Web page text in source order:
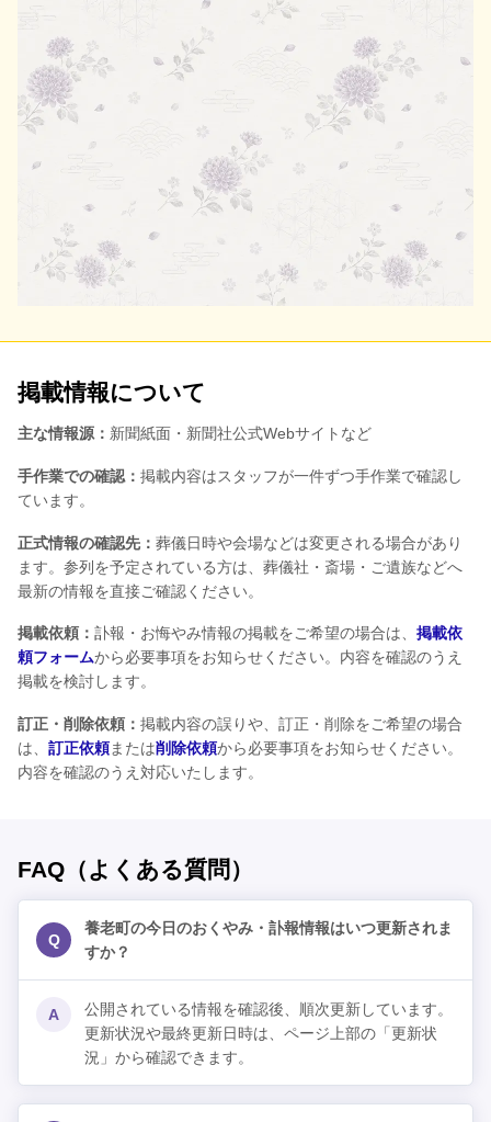
掲載情報について
主な情報源： 新聞紙面・新聞社公式Webサイトなど
手作業での確認： 掲載内容はスタッフが一件ずつ手作業で確認し
ています。
正式情報の確認先： 葬儀日時や会場などは変更される場合があり
ます。参列を予定されている方は、葬儀社・斎場・ご遺族などへ
最新の情報を直接ご確認ください。
掲載依頼： 訃報・お悔やみ情報の掲載をご希望の場合は、 掲載依
頼フォームから必要事項をお知らせください。内容を確認のうえ
掲載を検討します。
訂正・削除依頼： 掲載内容の誤りや、訂正・削除をご希望の場合
は、 訂正依頼または削除依頼から必要事項をお知らせください。
内容を確認のうえ対応いたします。
FAQ（よくある質問）
Q
養老町の今日のおくやみ・訃報情報はいつ更新されま
すか？
A
公開されている情報を確認後、順次更新しています。
更新状況や最終更新日時は、ページ上部の「更新状
況」から確認できます。